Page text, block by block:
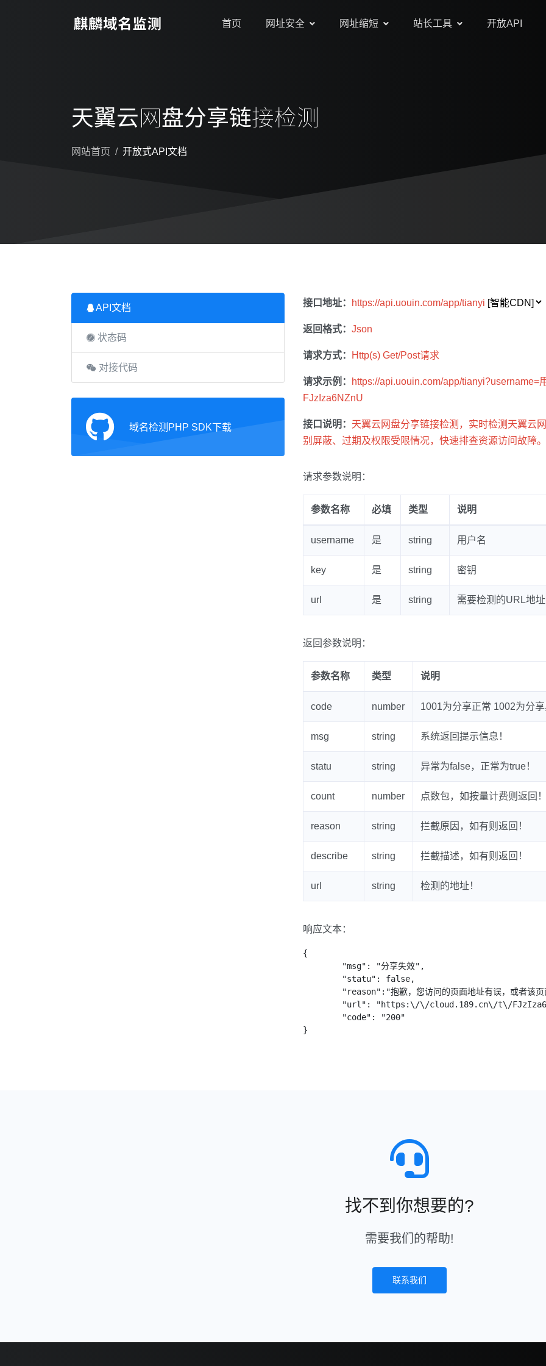
首页 网址安全 网址缩短 站长工具 开放API
天翼云网盘分享链接检测
网站首页 开放式API文档
API文档
状态码
对接代码
域名检测PHP SDK下载
接口地址： https://api.uouin.com/app/tianyi
返回格式： Json
请求方式： Http(s) Get/Post请求
请求示例：
https://api.uouin.com/app/tianyi?username=
FJzIza6NZnU
接口说明： 天翼云网盘分享链接检测，实时检测天翼云
别屏蔽、过期及权限受限情况，快速排查资源访问故障。
请求参数说明：
参数名称 必填 类型 说明
username 是 string 用户名
key 是 string 密钥
url 是 string 需要检测的URL地址
返回参数说明：
参数名称 类型 说明
code number 1001为分享正常 1002为分
msg string 系统返回提示信息！
statu string 异常为false，正常为true！
count number 点数包，如按量计费则返回！
reason string 拦截原因，如有则返回！
describe string 拦截描述，如有则返回！
url string 检测的地址！
响应文本：
{
}
找不到你想要的?
需要我们的帮助!
联系我们